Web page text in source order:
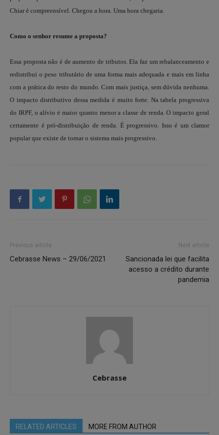
Chiar é compreensível. Chegou a hora. Uma hora chegaria.
Como o senhor resume a proposta?
Essa proposta não é de aumento de tributos. Ela faz um rebalanceamento e
redistribui o peso tributário de uma forma mais adequada e mais em linha
com a prática do resto do mundo. Com mais justiça, sem dúvida nenhuma.
O impacto distributivo dessa medida é muito forte. Na tabela progressiva
do IRPF, o alívio é maior quanto menor a classe de renda. O impacto geral
certamente é pró-distribuição de renda. É progressivo. Isso é um clamor
popular que existe de tornar o sistema mais progressivo.
Previous article
Cebrasse News – 29/06/2021
Next article
Sancionada lei que facilita
acesso a crédito durante
pandemia
Cebrasse
RELATED ARTICLES MORE FROM AUTHOR